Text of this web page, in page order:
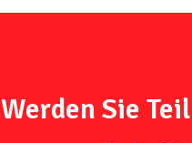
Werden Sie Teil